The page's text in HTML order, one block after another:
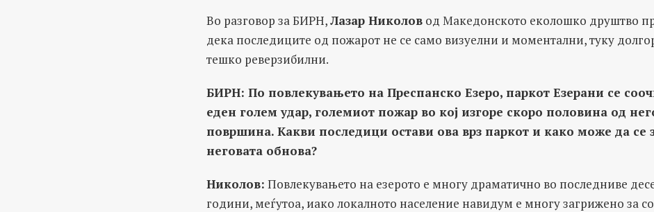
Во разговор за БИРН,Лазар Николов од Македонското еколошко друштво
дека последиците од пожарот не се само визуелни и моментални, туку
тешко реверзибилни.
БИРН: По повлекувањето на Преспанско Езеро, паркот Езерани се
еден голем удар, големиот пожар во кој изгоре скоро половина од
површина. Какви последици остави ова врз паркот и како може да се
неговата обнова?
Николов: Повлекувањето на езерото е многу драматично во последниве
години, меѓутоа, иако локалното население навидум е многу загрижено за